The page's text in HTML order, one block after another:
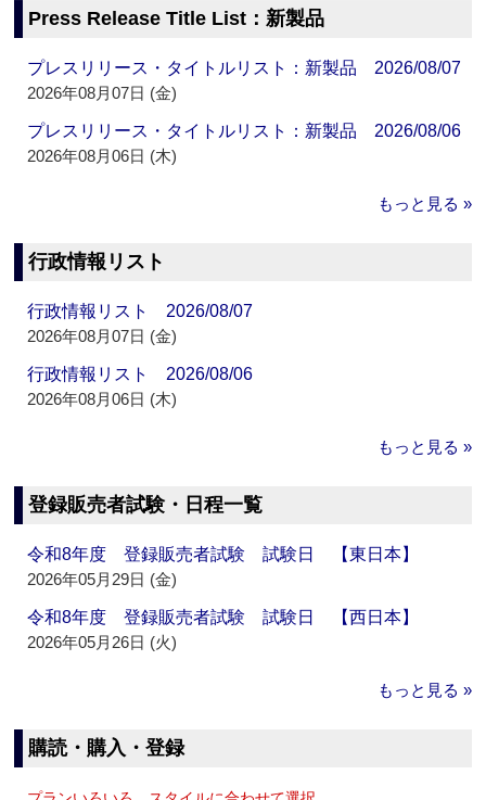
Press Release Title List：新製品
プレスリリース・タイトルリスト：新製品 2026/08/07
2026年08月07日 (金)
プレスリリース・タイトルリスト：新製品 2026/08/06
2026年08月06日 (木)
もっと見る »
行政情報リスト
行政情報リスト 2026/08/07
2026年08月07日 (金)
行政情報リスト 2026/08/06
2026年08月06日 (木)
もっと見る »
登録販売者試験・日程一覧
令和8年度 登録販売者試験 試験日 【東日本】
2026年05月29日 (金)
令和8年度 登録販売者試験 試験日 【西日本】
2026年05月26日 (火)
もっと見る »
購読・購入・登録